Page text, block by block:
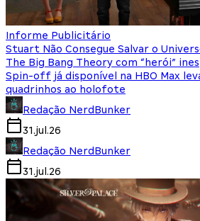
Informe Publicitário
Stuart Não Consegue Salvar o
The Big Bang Theory com “herói”
Spin-off já disponível na HBO Max
quadrinhos ao holofote
Redação NerdBunker
31.jul.26
Redação NerdBunker
31.jul.26